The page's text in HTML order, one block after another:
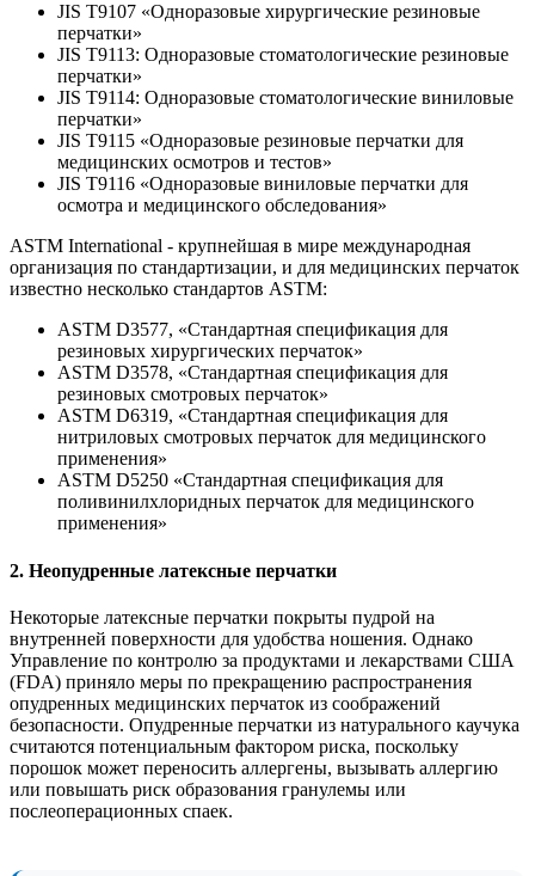
JIS T9107 «Одноразовые хирургические резиновые
перчатки»
JIS T9113: Одноразовые стоматологические резиновые
перчатки»
JIS T9114: Одноразовые стоматологические виниловые
перчатки»
JIS T9115 «Одноразовые резиновые перчатки для
медицинских осмотров и тестов»
JIS T9116 «Одноразовые виниловые перчатки для
осмотра и медицинского обследования»
ASTM International - крупнейшая в мире международная
организация по стандартизации, и для медицинских перчаток
известно несколько стандартов ASTM:
ASTM D3577, «Стандартная спецификация для
резиновых хирургических перчаток»
ASTM D3578, «Стандартная спецификация для
резиновых смотровых перчаток»
ASTM D6319, «Стандартная спецификация для
нитриловых смотровых перчаток для медицинского
применения»
ASTM D5250 «Стандартная спецификация для
поливинилхлоридных перчаток для медицинского
применения»
2. Неопудренные латексные перчатки
Некоторые латексные перчатки покрыты пудрой на
внутренней поверхности для удобства ношения. Однако
Управление по контролю за продуктами и лекарствами США
(FDA) приняло меры по прекращению распространения
опудренных медицинских перчаток из соображений
безопасности. Опудренные перчатки из натурального каучука
считаются потенциальным фактором риска, поскольку
порошок может переносить аллергены, вызывать аллергию
или повышать риск образования гранулемы или
послеоперационных спаек.